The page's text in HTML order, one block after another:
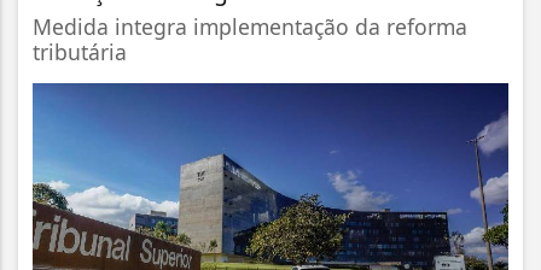
Medida integra implementação da reforma
tributária